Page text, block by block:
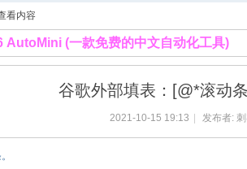
看内容
AutoMini (一款免费的中文自动化工具)
谷歌外部填表：[@*滚动
2021-10-15 19:13 发布者: